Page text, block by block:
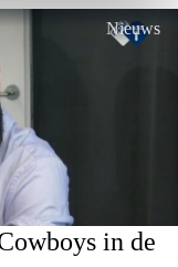
Nieuws
in de